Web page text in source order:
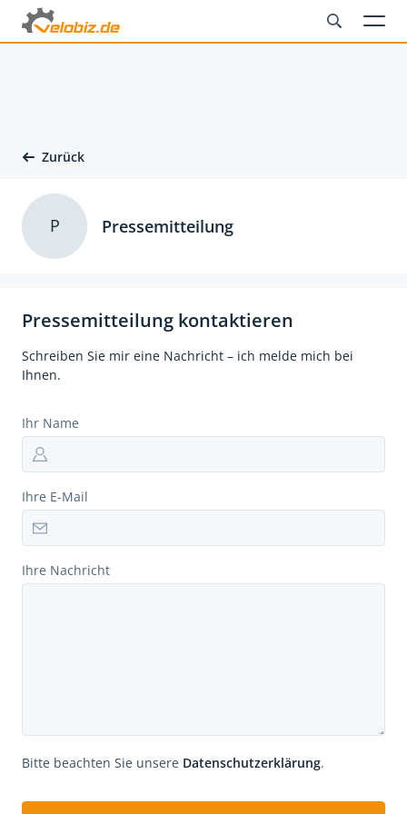
Zurück
Pressemitteilung kontaktieren
Schreiben Sie mir eine Nachricht – ich melde mich bei
Ihnen.
Ihr Name
Ihre E-Mail
Ihre Nachricht
Bitte beachten Sie unsere Datenschutzerklärung.
P Pressemitteilung